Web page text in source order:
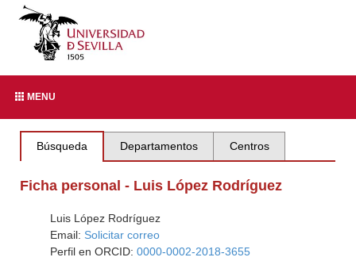
MENU
Búsqueda Departamentos Centros
Ficha personal - Luis López Rodríguez
Luis López Rodríguez
Email: Solicitar correo
Perfil en ORCID: 0000-0002-2018-3655